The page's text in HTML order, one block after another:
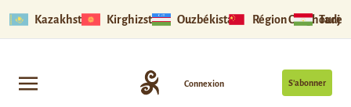
Kazakhstan Kirghizstan Ouzbékistan Région Ouïghoure
S’abonner
Connexion